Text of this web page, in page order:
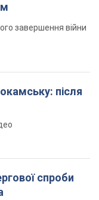
завершення війни
після
спроби